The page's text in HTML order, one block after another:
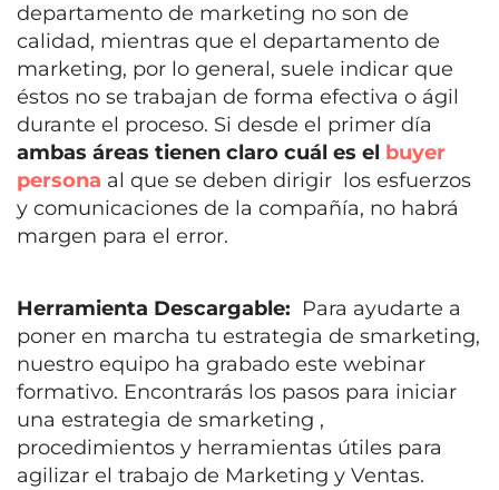
departamento de marketing no son de
calidad, mientras que el departamento de
marketing, por lo general, suele indicar que
éstos no se trabajan de forma efectiva o ágil
durante el proceso. Si desde el primer día
ambas áreas tienen claro cuál es el buyer
persona al que se deben dirigir los esfuerzos
y comunicaciones de la compañía, no habrá
margen para el error.
Herramienta Descargable: Para ayudarte a
poner en marcha tu estrategia de smarketing,
nuestro equipo ha grabado este webinar
formativo. Encontrarás los pasos para iniciar
una estrategia de smarketing ,
procedimientos y herramientas útiles para
agilizar el trabajo de Marketing y Ventas.